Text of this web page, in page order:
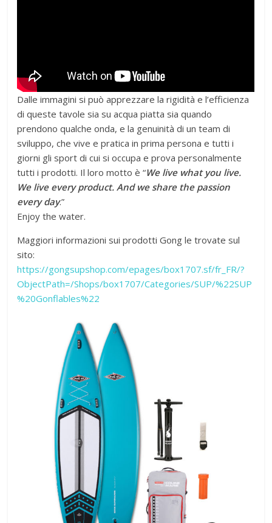
Dalle immagini si può apprezzare la rigidità e l’efficienza
di queste tavole sia su acqua piatta sia quando
prendono qualche onda, e la genuinità di un team di
sviluppo, che vive e pratica in prima persona e tutti i
giorni gli sport di cui si occupa e prova personalmente
tutti i prodotti. Il loro motto è “We live what you live.
We live every product. And we share the passion
every day.”
Enjoy the water.
Maggiori informazioni sui prodotti Gong le trovate sul
sito:
https://gongsupshop.com/epages/box1707.sf/fr_FR/?
ObjectPath=/Shops/box1707/Categories/SUP/%22SUP
%20Gonflables%22